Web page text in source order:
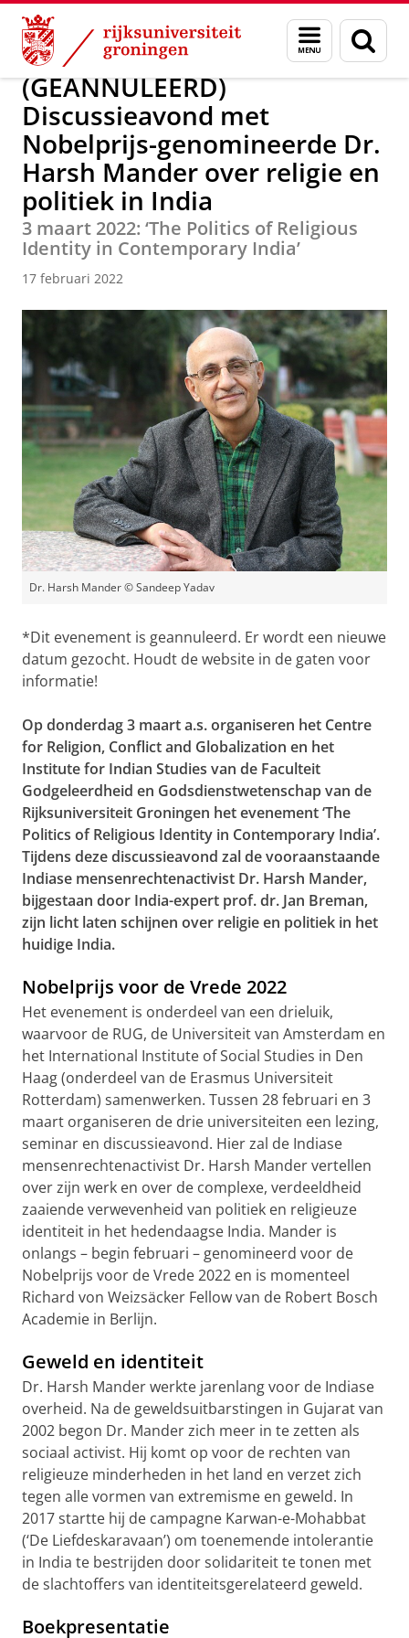
Skip
Content
Skip
Navigation
Menu
en
zoeken
Over ons Actueel Nieuws Nieuwsberichten
(GEANNULEERD)
Discussieavond met
Nobelprijs-genomineerde Dr.
Harsh Mander over religie en
politiek in India
3 maart 2022: ‘The Politics of Religious
Identity in Contemporary India’
17 februari 2022
Dr. Harsh Mander © Sandeep Yadav
*Dit evenement is geannuleerd. Er wordt een nieuwe
datum gezocht. Houdt de website in de gaten voor
informatie!
Op donderdag 3 maart a.s. organiseren het Centre
for Religion, Conflict and Globalization en het
Institute for Indian Studies van de Faculteit
Godgeleerdheid en Godsdienstwetenschap van de
Rijksuniversiteit Groningen het evenement ‘The
Politics of Religious Identity in Contemporary India’.
Tijdens deze discussieavond zal de vooraanstaande
Indiase mensenrechtenactivist Dr. Harsh Mander,
bijgestaan door India-expert prof. dr. Jan Breman,
zijn licht laten schijnen over religie en politiek in het
huidige India.
Nobelprijs voor de Vrede 2022
Het evenement is onderdeel van een drieluik,
waarvoor de RUG, de Universiteit van Amsterdam en
het International Institute of Social Studies in Den
Haag (onderdeel van de Erasmus Universiteit
Rotterdam) samenwerken. Tussen 28 februari en 3
maart organiseren de drie universiteiten een lezing,
seminar en discussieavond. Hier zal de Indiase
mensenrechtenactivist Dr. Harsh Mander vertellen
over zijn werk en over de complexe, verdeeldheid
zaaiende verwevenheid van politiek en religieuze
identiteit in het hedendaagse India. Mander is
onlangs – begin februari – genomineerd voor de
Nobelprijs voor de Vrede 2022 en is momenteel
Richard von Weizsäcker Fellow van de Robert Bosch
Academie in Berlijn.
Geweld en identiteit
Dr. Harsh Mander werkte jarenlang voor de Indiase
overheid. Na de geweldsuitbarstingen in Gujarat van
2002 begon Dr. Mander zich meer in te zetten als
sociaal activist. Hij komt op voor de rechten van
religieuze minderheden in het land en verzet zich
tegen alle vormen van extremisme en geweld. In
2017 startte hij de campagne Karwan-e-Mohabbat
(‘De Liefdeskaravaan’) om toenemende intolerantie
in India te bestrijden door solidariteit te tonen met
de slachtoffers van identiteitsgerelateerd geweld.
Boekpresentatie